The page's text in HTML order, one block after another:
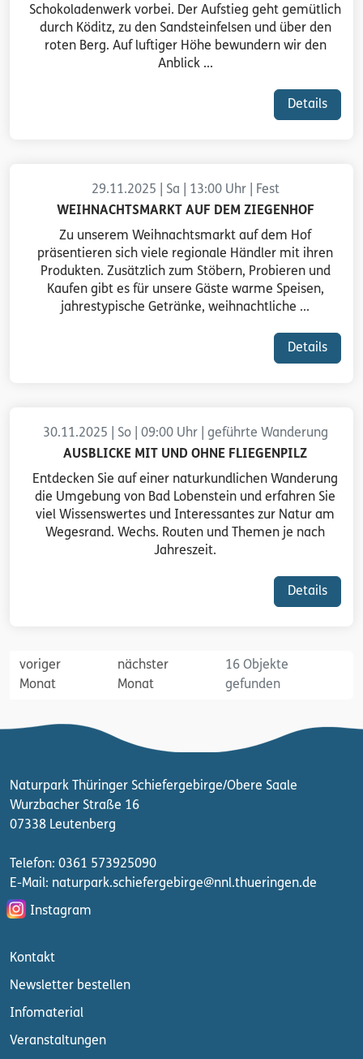
Schokoladenwerk vorbei. Der Aufstieg geht gemütlich
durch Köditz, zu den Sandsteinfelsen und über den
roten Berg. Auf luftiger Höhe bewundern wir den
Anblick ...
Details
29.11.2025 | Sa | 13:00 Uhr | Fest
WEIHNACHTSMARKT AUF DEM ZIEGENHOF
Zu unserem Weihnachtsmarkt auf dem Hof
präsentieren sich viele regionale Händler mit ihren
Produkten. Zusätzlich zum Stöbern, Probieren und
Kaufen gibt es für unsere Gäste warme Speisen,
jahrestypische Getränke, weihnachtliche ...
Details
30.11.2025 | So | 09:00 Uhr | geführte Wanderung
AUSBLICKE MIT UND OHNE FLIEGENPILZ
Entdecken Sie auf einer naturkundlichen Wanderung
die Umgebung von Bad Lobenstein und erfahren Sie
viel Wissenswertes und Interessantes zur Natur am
Wegesrand. Wechs. Routen und Themen je nach
Jahreszeit.
Details
voriger
Monat
nächster
Monat
16 Objekte
gefunden
Naturpark Thüringer Schiefergebirge/Obere Saale
Wurzbacher Straße 16
07338 Leutenberg
Telefon: 0361 573925090
E-Mail: naturpark.schiefergebirge@nnl.thueringen.de
Instagram
Kontakt
Newsletter bestellen
Infomaterial
Veranstaltungen